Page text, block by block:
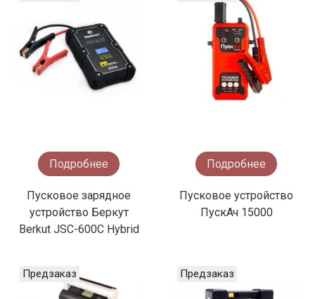
Подробнее
Пусковое зарядное
устройство Беркут
Berkut JSC-600C Hybrid
Подробнее
Пусковое устройство
ПускАч 15000
Предзаказ Предзаказ